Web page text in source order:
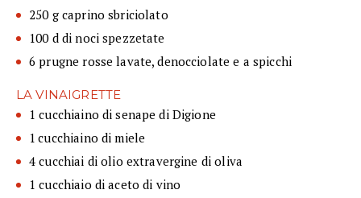
250 g caprino sbriciolato
100 d di noci spezzetate
6 prugne rosse lavate, denocciolate e a spicchi
LA VINAIGRETTE
1 cucchiaino di senape di Digione
1 cucchiaino di miele
4 cucchiai di olio extravergine di oliva
1 cucchiaio di aceto di vino